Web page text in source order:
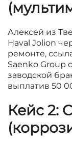
Алексей из
Haval Jolion
ремонте,
Saenko Group
заводской
выплатив 50
Кейс 2: